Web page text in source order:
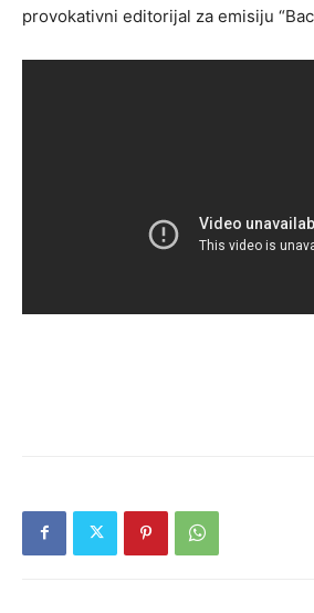
provokativni editorijal za emisiju